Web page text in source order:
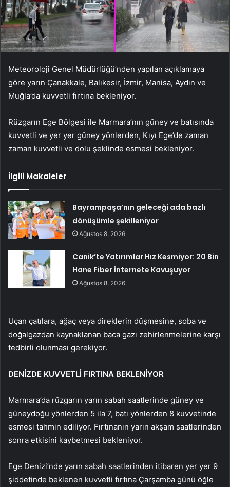
Meteoroloji Genel Müdürlüğü’nden yapılan açıklamaya
göre yarın Çanakkale, Balıkesir, İzmir, Manisa, Aydın ve
Muğla’da kuvvetli fırtına bekleniyor.
Rüzgarın Ege Bölgesi ile Marmara’nın güney ve batısında
kuvvetli ve yer yer güney yönlerden, Kıyı Ege’de zaman
zaman kuvvetli ve dolu şeklinde esmesi bekleniyor.
İlgili Makaleler
Bayrampaşa’nın geleceği ada bazlı
dönüşümle şekilleniyor
Ağustos 8, 2026
Canik’te Yatırımlar Hız Kesmiyor: 20 Bin
Hane Fiber İnternete Kavuşuyor
Ağustos 8, 2026
Uçan çatılara, ağaç veya direklerin düşmesine, soba ve
doğalgazdan kaynaklanan baca gazı zehirlenmelerine karşı
tedbirli olunması gerekiyor.
DENİZDE KUVVETLİ FIRTINA BEKLENİYOR
Marmara’da rüzgarın yarın sabah saatlerinde güney ve
güneydoğu yönlerden 5 ila 7, batı yönlerden 8 kuvvetinde
esmesi tahmin ediliyor. Fırtınanın yarın akşam saatlerinden
sonra etkisini kaybetmesi bekleniyor.
Ege Denizi’nde yarın sabah saatlerinden itibaren yer yer 9
şiddetinde beklenen kuvvetli fırtına Çarşamba günü öğle